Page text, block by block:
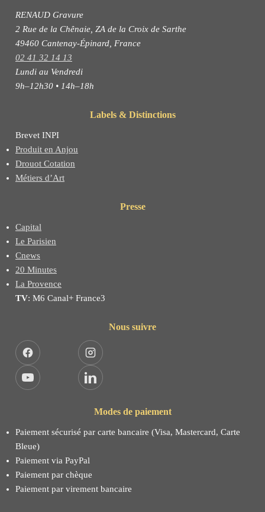
RENAUD Gravure
2 Rue de la Chênaie, ZA de la Croix de Sarthe
49460 Cantenay-Épinard, France
02 41 32 14 13
Lundi au Vendredi
9h–12h30 • 14h–18h
Labels & Distinctions
Brevet INPI
Produit en Anjou
Drouot Cotation
Métiers d’Art
Presse
Capital
Le Parisien
Cnews
20 Minutes
La Provence
TV: M6 Canal+ France3
Nous suivre
Facebook Instagram
YouTube LinkedIn
Modes de paiement
Paiement sécurisé par carte bancaire (Visa, Mastercard, Carte
Bleue)
Paiement via PayPal
Paiement par chèque
Paiement par virement bancaire